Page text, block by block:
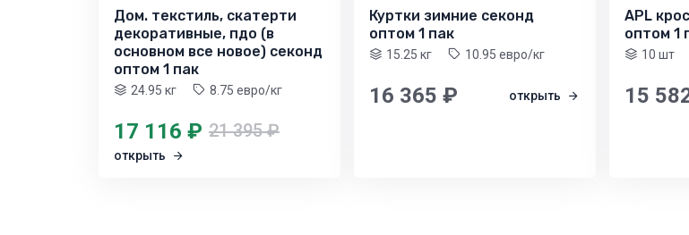
Дом. текстиль, скатерти
декоративные, пдо (в
основном все новое) секонд
оптом 1 пак
24.95 кг 8.75 евро/кг
17 116 ₽ 21 395 ₽
открыть
Куртки зимние секонд
оптом 1 пак
15.25 кг 10.95 евро/кг
16 365 ₽ открыть
APL
оптом 1
10 шт
15